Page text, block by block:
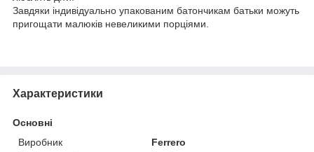
Завдяки індивідуально упакованим батончикам батьки можуть
пригощати малюків невеликими порціями.
Характеристики
Основні
Виробник
Ferrero